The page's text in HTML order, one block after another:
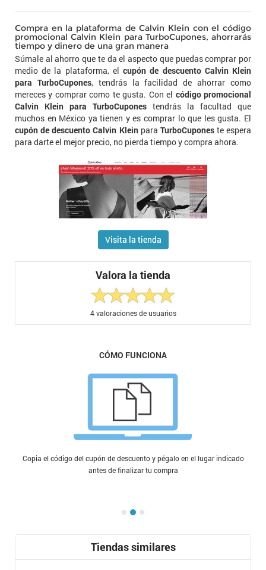
Compra en la plataforma de Calvin Klein con el código
promocional Calvin Klein para TurboCupones, ahorrarás
tiempo y dinero de una gran manera
Súmale al ahorro que te da el aspecto que puedas comprar por
medio de la plataforma, elcupón de descuento Calvin Klein
para TurboCupones, tendrás la facilidad de ahorrar como
mereces y comprar como te gusta. Con el código promocional
Calvin Klein para TurboCupones tendrás la facultad que
muchos en México ya tienen y es comprar lo que les gusta. El
cupón de descuento Calvin Kleinpara TurboCuponeste espera
para darte el mejor precio, no pierda tiempo y compra ahora.
Visita la tienda
Valora la tienda
4valoraciones de usuarios
CÓMO FUNCIONA
Copia el código del cupón de descuento y pégalo en el lugar indicado
antes de finalizar tu compra
Tiendas similares